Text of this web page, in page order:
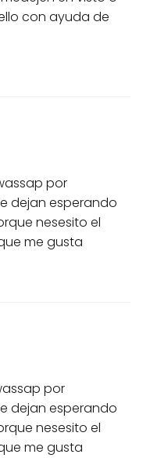
con ayuda de
por
dejan esperando
nesesito el
me gusta
por
dejan esperando
nesesito el
me gusta